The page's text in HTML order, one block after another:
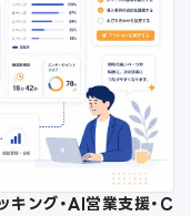
キング・AI営業支援・C